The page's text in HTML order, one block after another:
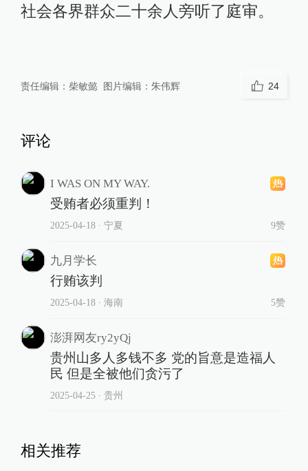
社会各界群众二十余人旁听了庭审。
责任编辑： 柴敏懿 图片编辑： 朱伟辉 24
评论
I WAS ON MY WAY.
受贿者必须重判！
2025-04-18∙ 宁夏 9赞
九月学长
行贿该判
2025-04-18∙ 海南 5赞
澎湃网友ry2yQj
贵州山多人多钱不多 党的旨意是造福人
民 但是全被他们贪污了
2025-04-25∙ 贵州
相关推荐